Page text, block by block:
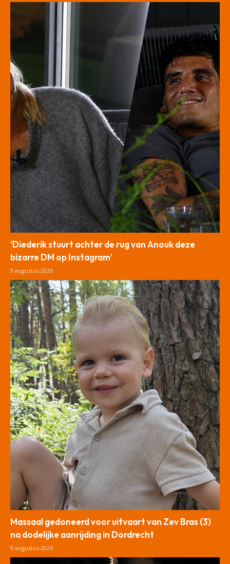
‘Diederik stuurt achter de rug van Anouk deze
bizarre DM op Instagram’
9 augustus 2026
Massaal gedoneerd voor uitvaart van Zev Bras (3)
na dodelijke aanrijding in Dordrecht
9 augustus 2026